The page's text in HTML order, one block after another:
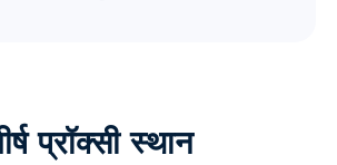
प्रॉक्सी स्थान